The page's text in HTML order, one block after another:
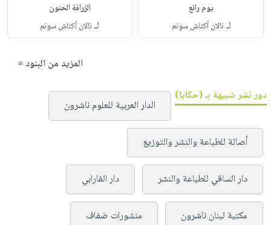
يوم رائع
لـ نالان أكتاش سونم
الزرافة الحنون
لـ نالان أكتاش سونم
المزيد من البنود »
دور نشر شبيهة بـ (حكايا)
الدار العربية للعلوم ناشرون
أصالة للطباعة والنشر والتوزيع
دار الساقي للطباعة والنشر دار الفارابي
مكتبة لبنان ناشرون منشورات ضفاف